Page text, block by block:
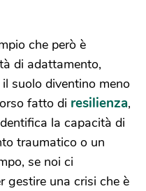
che però è
di adattamento,
suolo diventino meno
fatto di resilienza,
la capacità di
traumatico o un
se noi ci
gestire una crisi che è